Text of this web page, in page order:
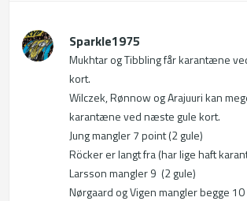
Sparkle1975
Mukhtar og Tibbling får karantæne
kort.
Wilczek, Rønnow og Arajuuri kan
karantæne ved næste gule kort.
Jung mangler 7 point (2 gule)
Röcker er langt fra (har lige haft
Larsson mangler 9  (2 gule)
Nørgaard og Vigen mangler begge 10